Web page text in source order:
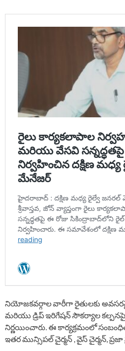
నియోజకవర్గాల వారీగా రైతులకు
మరియు డ్రిప్ ఇరిగేషన్ సౌకర్యాల కల్పనపై
నిర్ణయించారు. ఈ కార్యక్రమంలో
ఇతర మున్సిపల్ చైర్మన్ , వైస్ చైర్మన్,